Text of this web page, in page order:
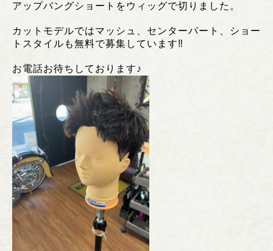
アップバングショートをウィッグで切りました。
カットモデルではマッシュ、センターパート、ショー
トスタイルも無料で募集しています‼️
お電話お待ちしております♪